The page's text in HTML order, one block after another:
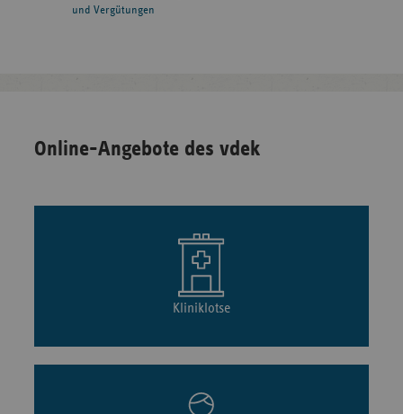
und Vergütungen
Online-Angebote des vdek
Kliniklotse